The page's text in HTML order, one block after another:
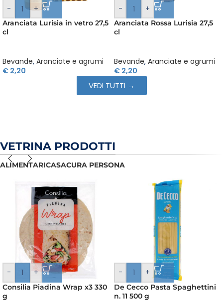
- +
Aranciata Rossa Lurisia 27,5
cl
Bevande, Aranciate e agrumi
€ 2,20
- +
Cedrata San Pellegrino 20 cl |
Multipack da 4 bottigliette
Bevande, Aranciate e agrumi
€ 6,40
VEDI TUTTI →
VETRINA PRODOTTI
ALIMENTARICASACURA PERSONA
x3 330
-
De Cecco Pasta Spaghettini
Knorr Dadi